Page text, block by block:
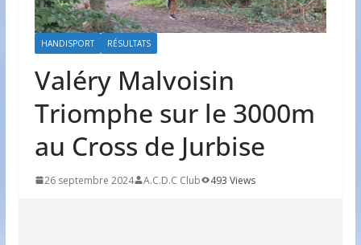
HANDISPORT RÉSULTATS
Valéry Malvoisin
Triomphe sur le 3000m
au Cross de Jurbise
26 septembre 2024 A.C.D.C Club 493 Views